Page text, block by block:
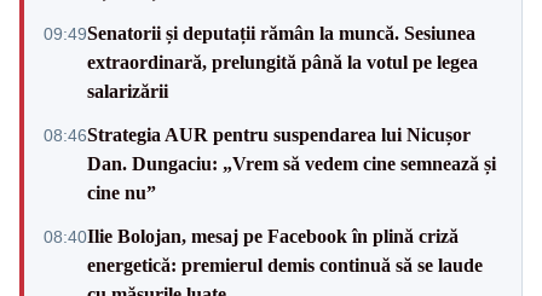
09:49Senatorii și deputații rămân la muncă. Sesiunea
extraordinară, prelungită până la votul pe legea
salarizării
08:46Strategia AUR pentru suspendarea lui Nicușor
Dan. Dungaciu: „Vrem să vedem cine semnează și
cine nu”
08:40Ilie Bolojan, mesaj pe Facebook în plină criză
energetică: premierul demis continuă să se laude